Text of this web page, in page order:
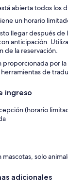
abierta todos los
un horario
llegar después de
anticipación.
de la reservación.
proporcionada por
de
ingreso
(horario
mascotas, solo
adicionales